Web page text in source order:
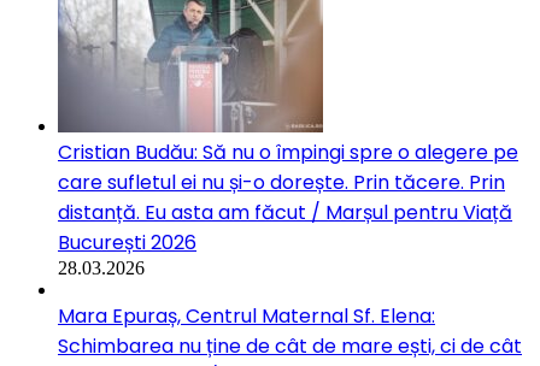
Cristian Budău: Să nu o împingi spre o alegere pe
care sufletul ei nu și-o dorește. Prin tăcere. Prin
distanță. Eu asta am făcut / Marșul pentru Viață
București 2026
28.03.2026
Mara Epuraș, Centrul Maternal Sf. Elena:
Schimbarea nu ține de cât de mare ești, ci de cât